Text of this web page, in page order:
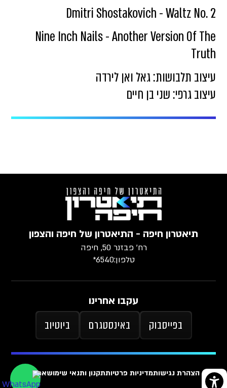
Dmitri Shostakovich - Waltz No. 2
Nine Inch Nails - Another Version Of The
Truth
עיצוב תלבושות: גאל ואן לירדה
עיצוב גרפי: שני בן חיים
תיאטרון חיפה - התיאטרון של חיפה והצפון
רח׳ פבזנר 50, חיפה
טלפון:6540*
עקבו אחרינו
בפייסבוק באינסטגרם ביוטיוב
הצהרת נגישותמדיניות פרטיותתקנון ותנאי שימושארכיון